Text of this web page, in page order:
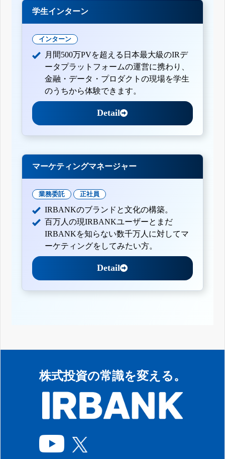
学生インターン
インターン
月間500万PVを超える日本最大級のIRデ
ータプラットフォームの運営に携わり、
金融・データ・プロダクトの現場を学生
のうちから体験できます。
Detail
マーケティングマネージャー
業務委託 正社員
IRBANKのブランドと文化の構築。
百万人の現IRBANKユーザーとまだ
IRBANKを知らない数千万人に対してマ
ーケティングをしてみたい方。
Detail
株式投資の常識を変える。